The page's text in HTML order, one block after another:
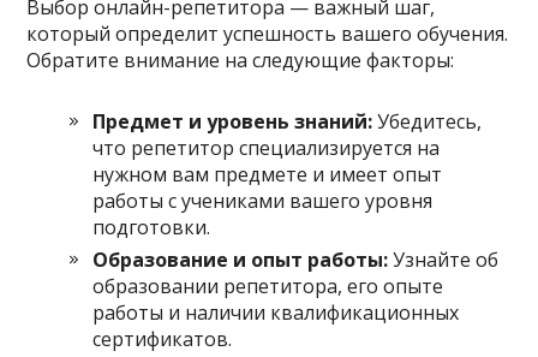
Выбор онлайн-репетитора — важный шаг,
который определит успешность вашего обучения.
Обратите внимание на следующие факторы:
Предмет и уровень знаний:Убедитесь,
что репетитор специализируется на
нужном вам предмете и имеет опыт
работы с учениками вашего уровня
подготовки.
Образование и опыт работы:Узнайте об
образовании репетитора, его опыте
работы и наличии квалификационных
сертификатов.